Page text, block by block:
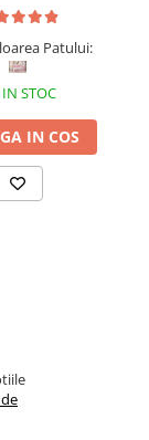
Patului:
IN STOC
IN COS